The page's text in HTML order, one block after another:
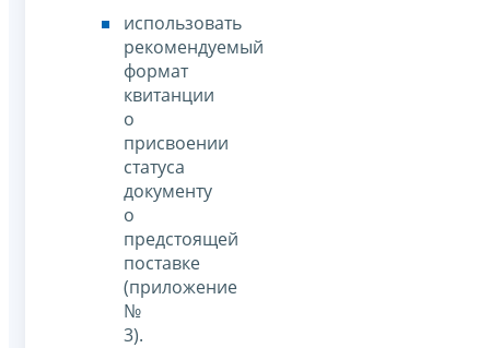
использовать
рекомендуемый
формат
квитанции
о
присвоении
статуса
документу
о
предстоящей
поставке
(приложение
№
3).